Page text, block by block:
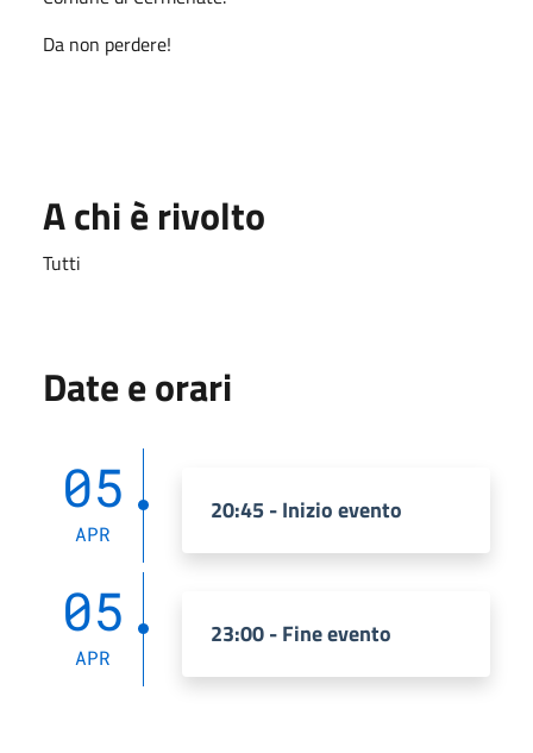
Da non perdere!
A chi è rivolto
Tutti
Date e orari
05
APR
20:45 - Inizio evento
05
APR
23:00 - Fine evento